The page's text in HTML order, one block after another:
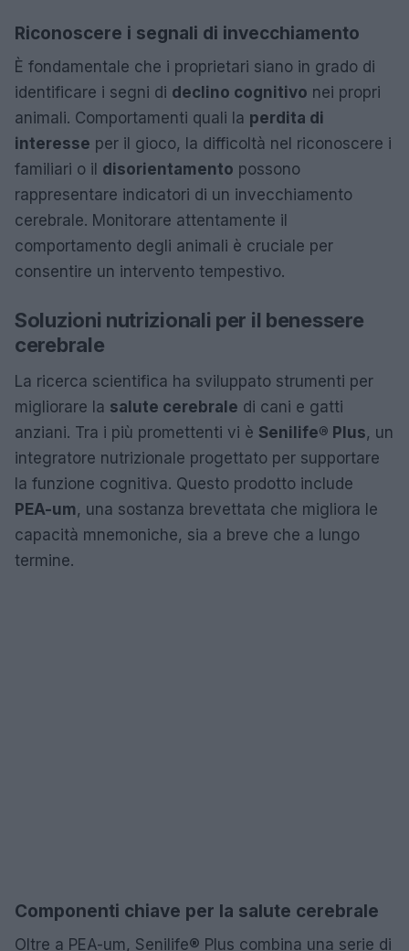
Riconoscere i segnali di invecchiamento
È fondamentale che i proprietari siano in grado di
identificare i segni di declino cognitivo nei propri
animali. Comportamenti quali la perdita di
interesse per il gioco, la difficoltà nel riconoscere i
familiari o il disorientamento possono
rappresentare indicatori di un invecchiamento
cerebrale. Monitorare attentamente il
comportamento degli animali è cruciale per
consentire un intervento tempestivo.
Soluzioni nutrizionali per il benessere
cerebrale
La ricerca scientifica ha sviluppato strumenti per
migliorare la salute cerebrale di cani e gatti
anziani. Tra i più promettenti vi è Senilife® Plus, un
integratore nutrizionale progettato per supportare
la funzione cognitiva. Questo prodotto include
PEA-um, una sostanza brevettata che migliora le
capacità mnemoniche, sia a breve che a lungo
termine.
Componenti chiave per la salute cerebrale
Oltre a PEA-um, Senilife® Plus combina una serie di